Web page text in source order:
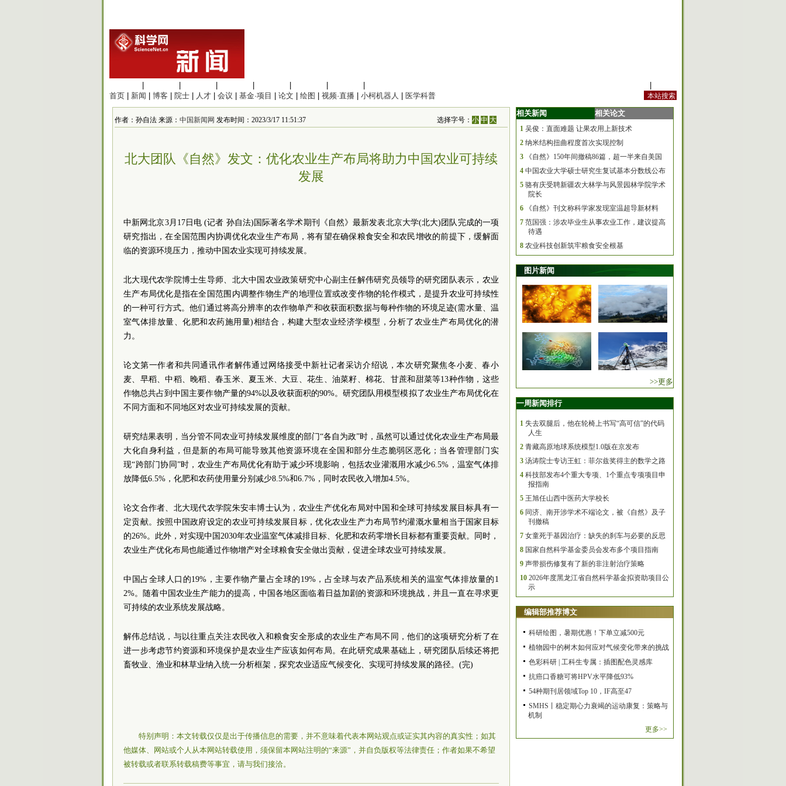
首页
新闻 博客 院士 人才 会议 基金·项目 论文 绘图 视频·直播 小柯机器人 医学科普
作者：孙自法 来源： 中国新闻网 发布时间：2023/3/17 11:51:37 选择字号：小 中 大
北大团队《自然》发文：优化农业生产布局将助力中国农业可持续
发展
中新网北京3月17日电 (记者 孙自法)国际著名学术期刊《自然》最新发表北京大学(北大)团队完成的一项
研究指出，在全国范围内协调优化农业生产布局，将有望在确保粮食安全和农民增收的前提下，缓解面
临的资源环境压力，推动中国农业实现可持续发展。
北大现代农学院博士生导师、北大中国农业政策研究中心副主任解伟研究员领导的研究团队表示，农业
生产布局优化是指在全国范围内调整作物生产的地理位置或改变作物的轮作模式，是提升农业可持续性
的一种可行方式。他们通过将高分辨率的农作物单产和收获面积数据与每种作物的环境足迹(需水量、温
室气体排放量、化肥和农药施用量)相结合，构建大型农业经济学模型，分析了农业生产布局优化的潜
力。
论文第一作者和共同通讯作者解伟通过网络接受中新社记者采访介绍说，本次研究聚焦冬小麦、春小
麦、早稻、中稻、晚稻、春玉米、夏玉米、大豆、花生、油菜籽、棉花、甘蔗和甜菜等13种作物，这些
作物总共占到中国主要作物产量的94%以及收获面积的90%。研究团队用模型模拟了农业生产布局优化在
不同方面和不同地区对农业可持续发展的贡献。
研究结果表明，当分管不同农业可持续发展维度的部门“各自为政”时，虽然可以通过优化农业生产布局最
大化自身利益，但是新的布局可能导致其他资源环境在全国和部分生态脆弱区恶化；当各管理部门实
现“跨部门协同”时，农业生产布局优化有助于减少环境影响，包括农业灌溉用水减少6.5%，温室气体排
放降低6.5%，化肥和农药使用量分别减少8.5%和6.7%，同时农民收入增加4.5%。
论文合作者、北大现代农学院朱安丰博士认为，农业生产优化布局对中国和全球可持续发展目标具有一
定贡献。按照中国政府设定的农业可持续发展目标，优化农业生产力布局节约灌溉水量相当于国家目标
的26%。此外，对实现中国2030年农业温室气体减排目标、化肥和农药零增长目标都有重要贡献。同时，
农业生产优化布局也能通过作物增产对全球粮食安全做出贡献，促进全球农业可持续发展。
中国占全球人口的19%，主要作物产量占全球的19%，占全球与农产品系统相关的温室气体排放量的1
2%。随着中国农业生产能力的提高，中国各地区面临着日益加剧的资源和环境挑战，并且一直在寻求更
可持续的农业系统发展战略。
解伟总结说，与以往重点关注农民收入和粮食安全形成的农业生产布局不同，他们的这项研究分析了在
进一步考虑节约资源和环境保护是农业生产应该如何布局。在此研究成果基础上，研究团队后续还将把
畜牧业、渔业和林草业纳入统一分析框架，探究农业适应气候变化、实现可持续发展的路径。(完)
特别声明：本文转载仅仅是出于传播信息的需要，并不意味着代表本网站观点或证实其内容的真实性；如其
他媒体、网站或个人从本网站转载使用，须保留本网站注明的“来源”，并自负版权等法律责任；作者如果不希望
被转载或者联系转载稿费等事宜，请与我们接洽。
相关新闻 相关论文
1 吴俊：直面难题 让果农用上新技术
2 纳米结构扭曲程度首次实现控制
3
《自然》150年间撤稿86篇，超一半来自美国
4 中国农业大学硕士研究生复试基本分数线公布
5 骆有庆受聘新疆农大林学与风景园林学院学术
院长
6
《自然》刊文称科学家发现室温超导新材料
7 范国强：涉农毕业生从事农业工作，建议提高
待遇
8 农业科技创新筑牢粮食安全根基
图片新闻
>>更多
一周新闻排行
1 失去双腿后，他在轮椅上书写“高可信”的代码
人生
2 青藏高原地球系统模型1.0版在京发布
3 汤涛院士专访王虹：菲尔兹奖得主的数学之路
4 科技部发布4个重大专项、1个重点专项项目申
报指南
5 王旭任山西中医药大学校长
6 同济、南开涉学术不端论文，被《自然》及子
刊撤稿
7 女童死于基因治疗：缺失的刹车与必要的反思
8 国家自然科学基金委员会发布多个项目指南
9 声带损伤修复有了新的非注射治疗策略
10 2026年度黑龙江省自然科学基金拟资助项目公
示
编辑部推荐博文
科研绘图，暑期优惠！下单立减500元
植物园中的树木如何应对气候变化带来的挑战
色彩科研 | 工科生专属：插图配色灵感库
抗癌口香糖可将HPV水平降低93%
54种期刊居领域Top 10，IF高至47
SMHS丨稳定期心力衰竭的运动康复：策略与
机制
更多>>